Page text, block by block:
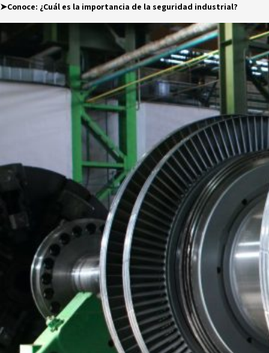
➤Conoce: ¿Cuál es la importancia de la seguridad industrial?